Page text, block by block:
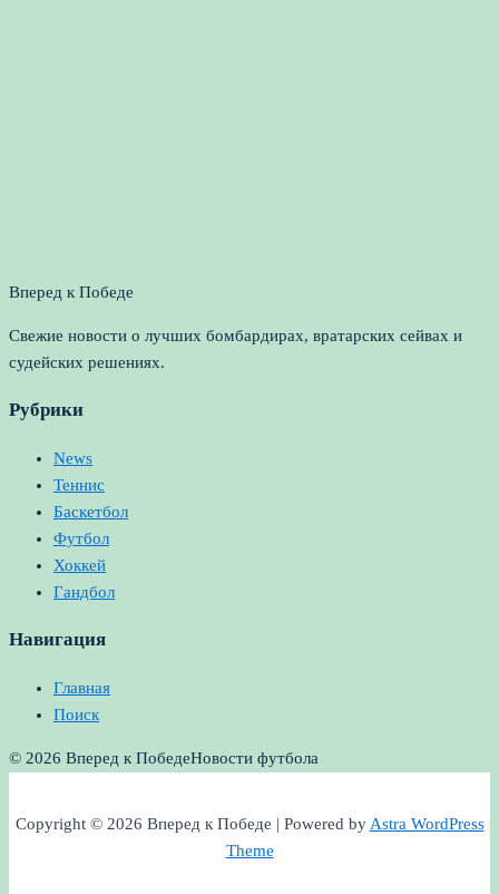
Вперед к Победе
Свежие новости о лучших бомбардирах, вратарских сейвах и
судейских решениях.
Рубрики
News
Теннис
Баскетбол
Футбол
Хоккей
Гандбол
Навигация
Главная
Поиск
© 2026 Вперед к ПобедеНовости футбола
Copyright © 2026 Вперед к Победе | Powered byAstra WordPress
Theme